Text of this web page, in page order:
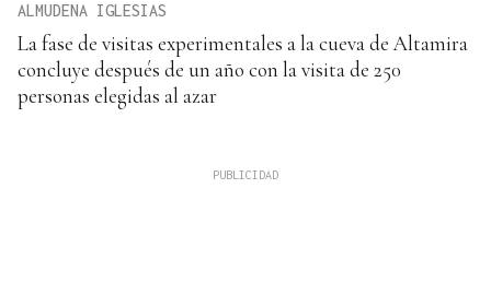
ALMUDENA IGLESIAS
La fase de visitas experimentales a la cueva de Altamira
concluye después de un año con la visita de 250
personas elegidas al azar